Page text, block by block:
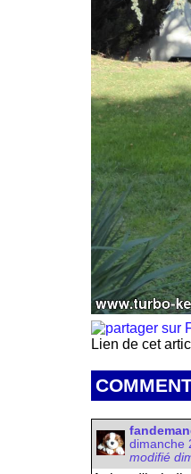
Lien de cet
dimanche
modifié